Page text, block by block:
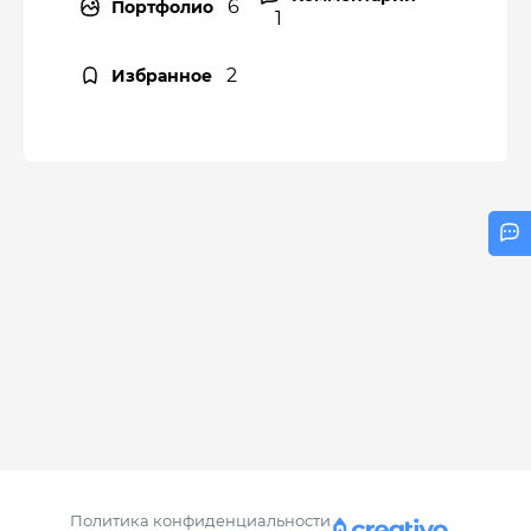
Портфолио 6
1
Избранное 2
Политика конфиденциальности